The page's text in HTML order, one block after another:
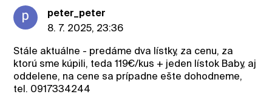
peter_peter
8. 7. 2025, 23:36
Stále aktuálne - predáme dva lístky, za cenu, za
ktorú sme kúpili, teda 119€/kus + jeden lístok Baby, aj
oddelene, na cene sa prípadne ešte dohodneme,
tel. 0917334244